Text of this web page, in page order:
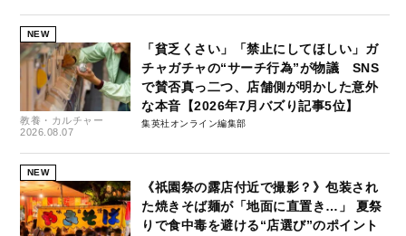
NEW
教養・カルチャー
2026.08.07
「貧乏くさい」「禁止にしてほしい」ガ
チャガチャの“サーチ行為”が物議 SNS
で賛否真っ二つ、店舗側が明かした意外
な本音【2026年7月バズり記事5位】
集英社オンライン編集部
NEW
《祇園祭の露店付近で撮影？》包装され
た焼きそば麺が「地面に直置き…」 夏祭
りで食中毒を避ける“店選び”のポイント